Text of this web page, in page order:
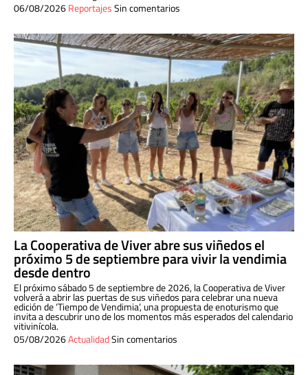
06/08/2026ReportajesSin comentarios
La Cooperativa de Viver abre sus viñedos el
próximo 5 de septiembre para vivir la vendimia
desde dentro
El próximo sábado 5 de septiembre de 2026, la Cooperativa de Viver
volverá a abrir las puertas de sus viñedos para celebrar una nueva
edición de ‘Tiempo de Vendimia’, una propuesta de enoturismo que
invita a descubrir uno de los momentos más esperados del calendario
vitivinícola.
05/08/2026ActualidadSin comentarios